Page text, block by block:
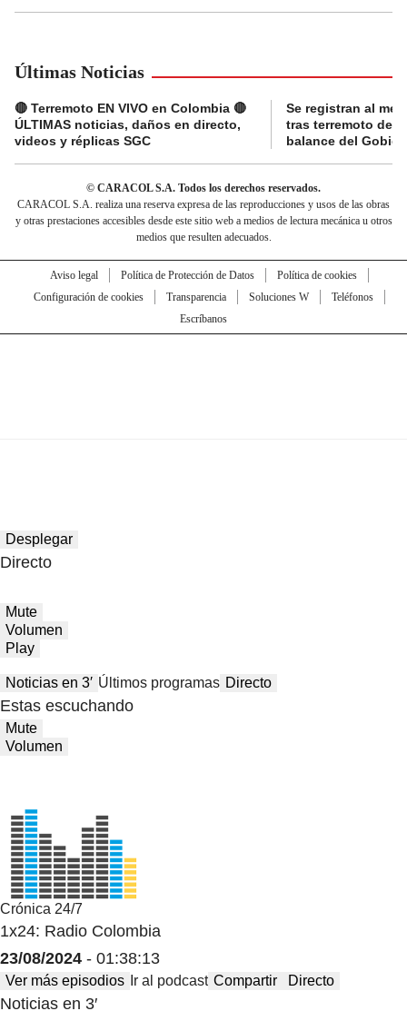
Últimas Noticias
🔴 Terremoto EN VIVO en Colombia 🔴
ÚLTIMAS noticias, daños en directo,
videos y réplicas SGC
Se registran al
tras terremoto de
balance del
© CARACOL S.A. Todos los derechos reservados.
CARACOL S.A. realiza una reserva expresa de las reproducciones y usos de las obras
y otras prestaciones accesibles desde este sitio web a medios de lectura mecánica u otros
medios que resulten adecuados.
Aviso legal Política de Protección de Datos
Política de cookies
Configuración de cookies
Transparencia Soluciones W
Teléfonos
Escríbanos
Desplegar
Directo
Mute
Volumen
Play
Noticias en 3′ Últimos programas Directo
Estas escuchando
Mute
Volumen
Crónica 24/7
1x24: Radio Colombia
23/08/2024 - 01:38:13
Ver más episodios Ir al podcast Compartir Directo
Noticias en 3′